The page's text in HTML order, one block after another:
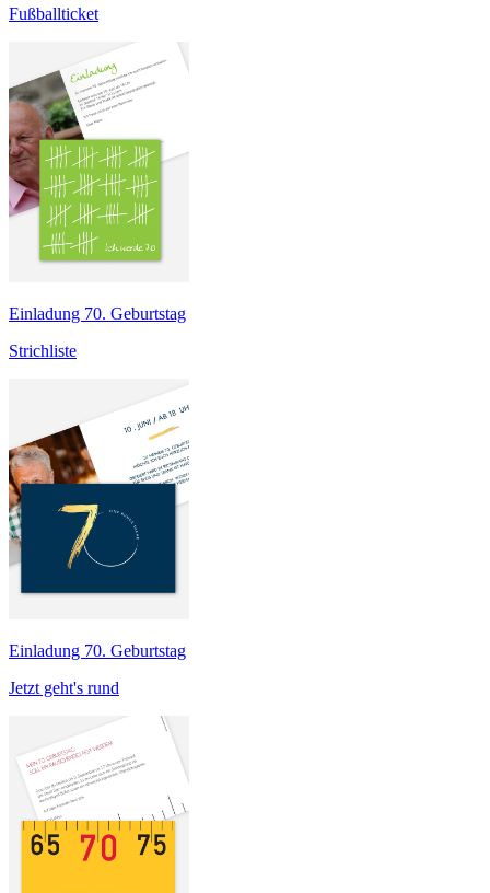
Fußballticket
Einladung 70. Geburtstag
Strichliste
Einladung 70. Geburtstag
Jetzt geht's rund